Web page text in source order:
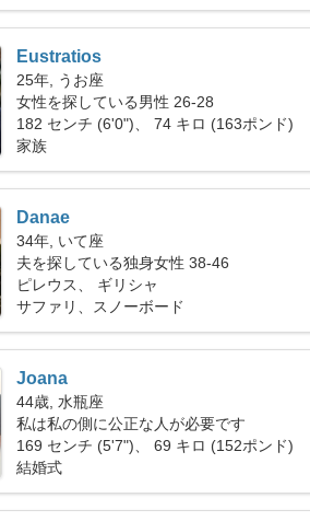
Eustratios
25年, うお座
女性を探している男性 26-28
182 センチ (6'0")、 74 キロ (163ポンド)
家族
Danae
34年, いて座
夫を探している独身女性 38-46
ピレウス、 ギリシャ
サファリ、スノーボード
Joana
44歳, 水瓶座
私は私の側に公正な人が必要です
169 センチ (5'7")、 69 キロ (152ポンド)
結婚式